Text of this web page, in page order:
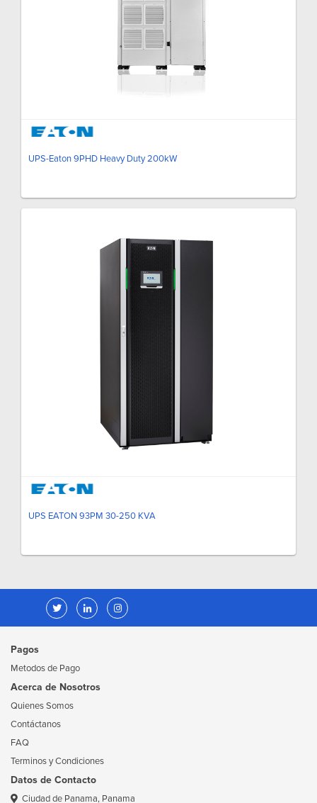
UPS-Eaton 9PHD Heavy Duty 200kW
UPS EATON 93PM 30-250 KVA
Pagos
Metodos de Pago
Acerca de Nosotros
Quienes Somos
Contáctanos
FAQ
Terminos y Condiciones
Datos de Contacto
Ciudad de Panama, Panama